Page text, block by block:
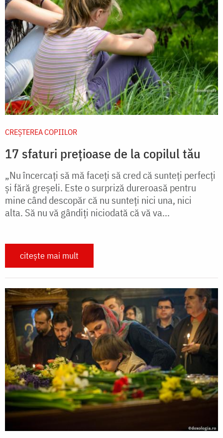
CREŞTEREA COPIILOR
17 sfaturi prețioase de la copilul tău
„Nu încercați să mă faceți să cred că sunteți perfecți
și fără greșeli. Este o surpriză dureroasă pentru
mine când descopăr că nu sunteți nici una, nici
alta. Să nu vă gândiți niciodată că vă va...
citește mai mult